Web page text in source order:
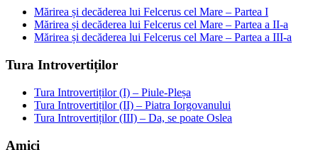
Mărirea și decăderea lui Felcerus cel Mare – Partea I
Mărirea și decăderea lui Felcerus cel Mare – Partea a II-a
Mărirea și decăderea lui Felcerus cel Mare – Partea a III-a
Tura Introvertiților
Tura Introvertiților (I) – Piule-Pleșa
Tura Introvertiților (II) – Piatra Iorgovanului
Tura Introvertiților (III) – Da, se poate Oslea
Amici